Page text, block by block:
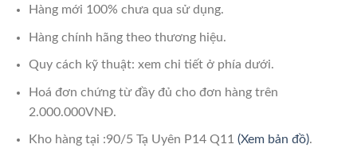
Hàng mới 100% chưa qua sử dụng.
Hàng chính hãng theo thương hiệu.
Quy cách kỹ thuật: xem chi tiết ở phía dưới.
Hoá đơn chứng từ đầy đủ cho đơn hàng trên
2.000.000VNĐ.
Kho hàng tại :90/5 Tạ Uyên P14 Q11 (Xem bản đồ).